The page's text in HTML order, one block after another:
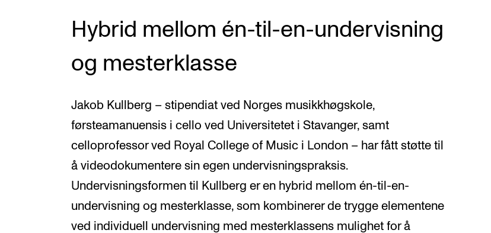
Hybrid mellom én-til-en-undervisning
og mesterklasse
Jakob Kullberg – stipendiat ved Norges musikkhøgskole,
førsteamanuensis i cello ved Universitetet i Stavanger, samt
celloprofessor ved Royal College of Music i London – har fått støtte til
å videodokumentere sin egen undervisningspraksis.
Undervisningsformen til Kullberg er en hybrid mellom én-til-en-
undervisning og mesterklasse, som kombinerer de trygge elementene
ved individuell undervisning med mesterklassens mulighet for å